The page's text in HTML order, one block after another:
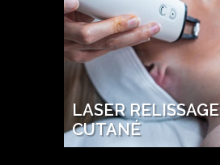
LASER RELISSAGE
CUTANÉ